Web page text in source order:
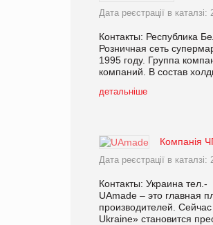
Дата реєстрації в каталзі:
Контакты: Республика
Розничная сеть
1995 году. Группа
компаний. В состав
детальніше
Компанія
Дата реєстрації в каталзі:
Контакты: Украина тел.-
UAmade – это главная
производителей.
Ukraine» становится